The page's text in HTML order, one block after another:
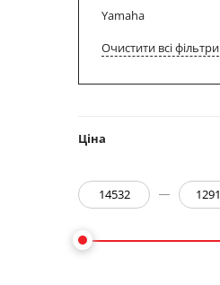
Yamaha
Очистити всі фільтри
Ціна